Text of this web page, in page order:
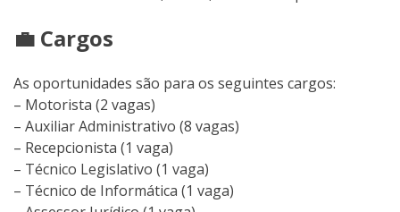
💼 Cargos
As oportunidades são para os seguintes cargos:
– Motorista (2 vagas)
– Auxiliar Administrativo (8 vagas)
– Recepcionista (1 vaga)
– Técnico Legislativo (1 vaga)
– Técnico de Informática (1 vaga)